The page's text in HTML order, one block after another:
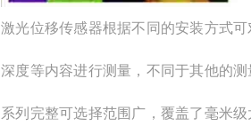
激光位移传感器根据不同的安装方式
深度等内容进行测量，不同于其他的
系列完整可选择范围广，覆盖了毫米